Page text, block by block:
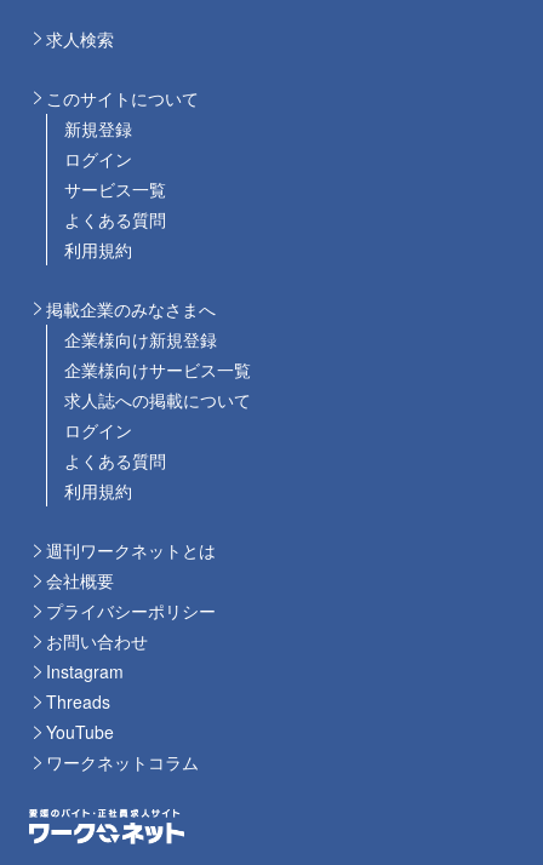
求人検索
このサイトについて
新規登録
ログイン
サービス一覧
よくある質問
利用規約
掲載企業のみなさまへ
企業様向け新規登録
企業様向けサービス一覧
求人誌への掲載について
ログイン
よくある質問
利用規約
週刊ワークネットとは
会社概要
プライバシーポリシー
お問い合わせ
Instagram
Threads
YouTube
ワークネットコラム